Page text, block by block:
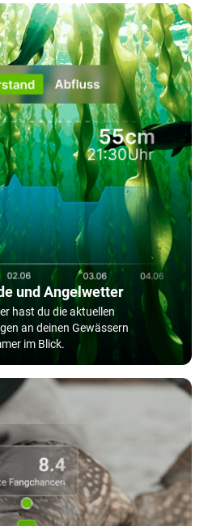
und Angelwetter
hast du die aktuellen
an deinen Gewässern
im Blick.